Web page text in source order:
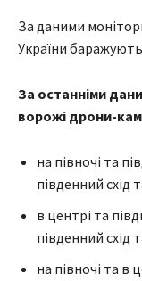
За даними
України
За останніми
ворожі дрони-
на півночі та
південний схід
в центрі та
південний схід
на півночі та в